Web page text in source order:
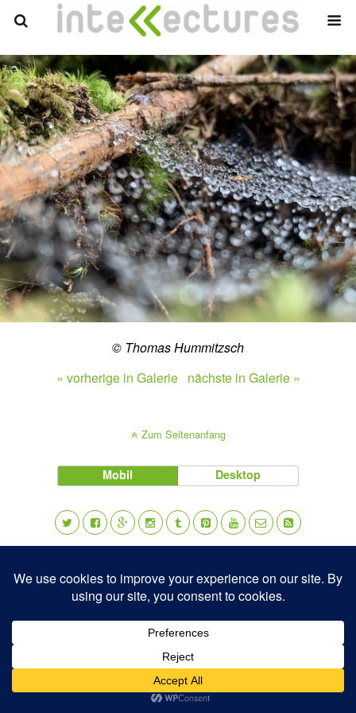
© Thomas Hummitzsch
« vorherige in Galerie nächste in Galerie »
Zum Seitenanfang
Mobil Desktop